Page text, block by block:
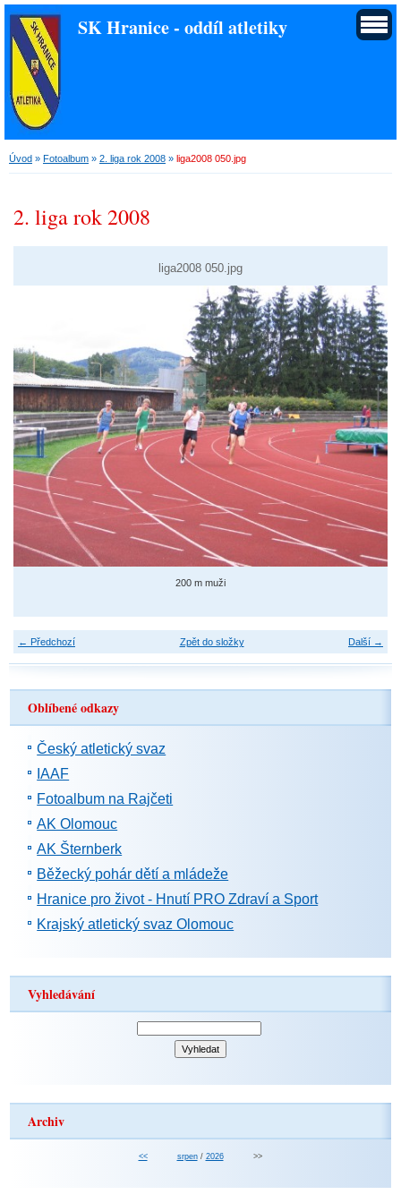
SK Hranice - oddíl atletiky
Úvod » Fotoalbum » 2. liga rok 2008 » liga2008 050.jpg
2. liga rok 2008
liga2008 050.jpg
200 m muži
← Předchozí Další →
Zpět do složky
Oblíbené odkazy
Český atletický svaz
IAAF
Fotoalbum na Rajčeti
AK Olomouc
AK Šternberk
Běžecký pohár dětí a mládeže
Hranice pro život - Hnutí PRO Zdraví a Sport
Krajský atletický svaz Olomouc
Vyhledávání
Archiv
<< srpen/ 2026 >>